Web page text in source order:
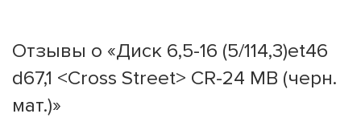
Отзывы о «Диск 6,5-16 (5/114,3)et46
d67,1 <Cross Street> CR-24 MB (черн.
мат.)»